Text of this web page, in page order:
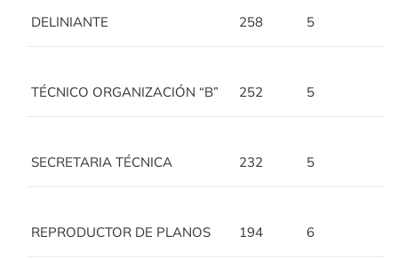
DELINIANTE 258 5
TÉCNICO ORGANIZACIÓN “B” 252 5
SECRETARIA TÉCNICA 232 5
REPRODUCTOR DE PLANOS 194 6